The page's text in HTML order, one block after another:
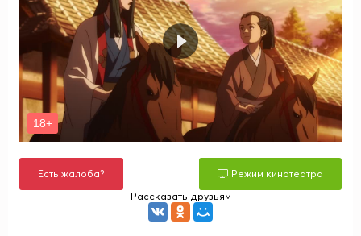
Есть жалоба?
Режим кинотеатра
Рассказать друзьям